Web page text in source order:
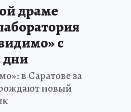
драме
с
дни
в Саратове за
новый